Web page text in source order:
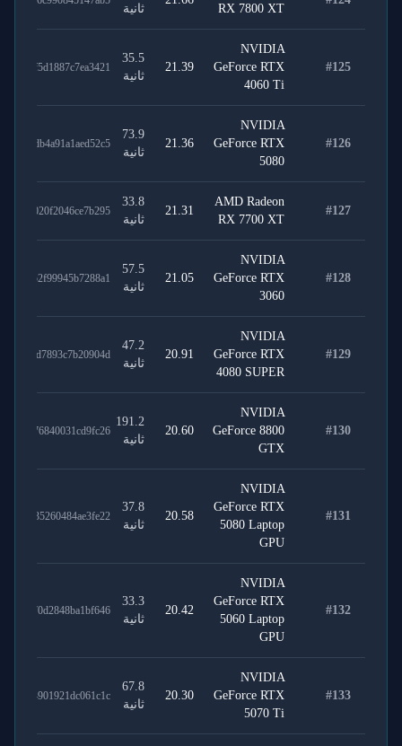
RX 7800 XT
ثانية
#125
NVIDIA
GeForce RTX
4060 Ti
21.39
35.5
ثانية
c1db6f5d1887c7ea3421
#126
NVIDIA
GeForce RTX
5080
21.36
73.9
ثانية
125c5db4a91a1aed52c5
#127
AMD Radeon
RX 7700 XT
21.31
33.8
ثانية
96634020f2046ce7b295
#128
NVIDIA
GeForce RTX
3060
21.05
57.5
ثانية
bb7dc52f99945b7288a1
#129
NVIDIA
GeForce RTX
4080 SUPER
20.91
47.2
ثانية
3a5bdad7893c7b20904d
#130
NVIDIA
GeForce 8800
GTX
20.60
191.2
ثانية
ca15c76840031cd9fc26
#131
NVIDIA
GeForce RTX
5080 Laptop
GPU
20.58
37.8
ثانية
4624f35260484ae3fe22
#132
NVIDIA
GeForce RTX
5060 Laptop
GPU
20.42
33.3
ثانية
acbd870d2848ba1bf646
#133
NVIDIA
GeForce RTX
5070 Ti
20.30
67.8
ثانية
134034901921dc061c1c